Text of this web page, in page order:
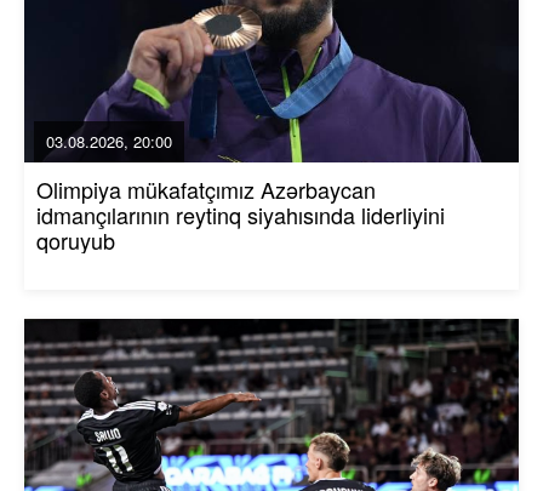
03.08.2026, 20:00
Olimpiya mükafatçımız Azərbaycan
idmançılarının reytinq siyahısında liderliyini
qoruyub